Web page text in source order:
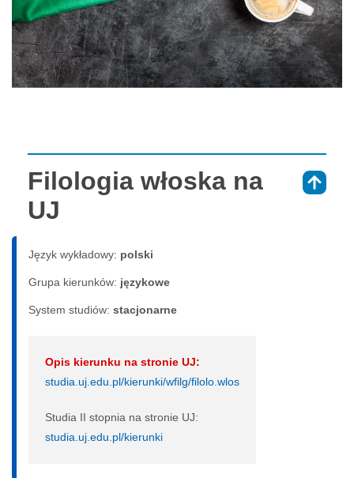
Filologia włoska na
UJ
Język wykładowy: polski
Grupa kierunków: językowe
System studiów: sta­cjo­nar­ne
Opis kierunku na stronie UJ:
studia.uj.edu.pl/kierunki/wfilg/filolo.wlos
Studia II stopnia na stronie UJ:
studia.uj.edu.pl/kierunki